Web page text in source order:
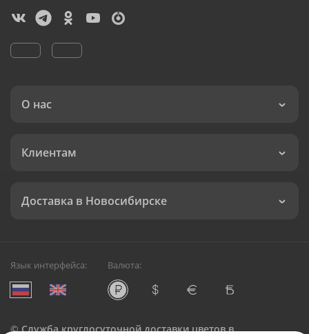
О нас
Клиентам
Доставка в Новосибирске
Язык интерфейса: Валюта:
©Служба круглосуточной доставки цветов в